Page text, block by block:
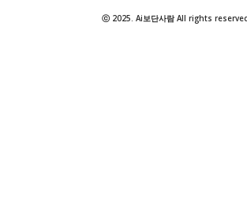
재 정부와 지자체에서 운영하는 장례 관련 지원은
ⓒ 2025. Ai보단사람 All rights